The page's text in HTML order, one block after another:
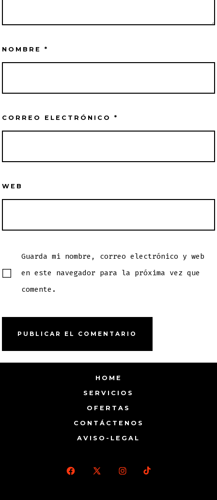
NOMBRE *
CORREO ELECTRÓNICO *
WEB
Guarda mi nombre, correo electrónico y web
en este navegador para la próxima vez que
comente.
HOME
SERVICIOS
OFERTAS
CONTÁCTENOS
AVISO-LEGAL
Abrir
Abrir
Abrir
Abrir